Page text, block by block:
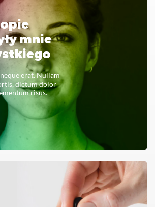
mnie
erat. Nullam
dictum dolor
risus.